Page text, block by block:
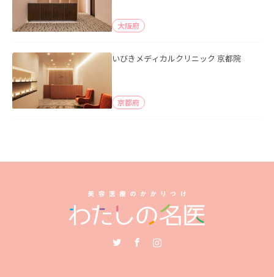
大阪府
いびきメディカルクリニック 京都院
京都府